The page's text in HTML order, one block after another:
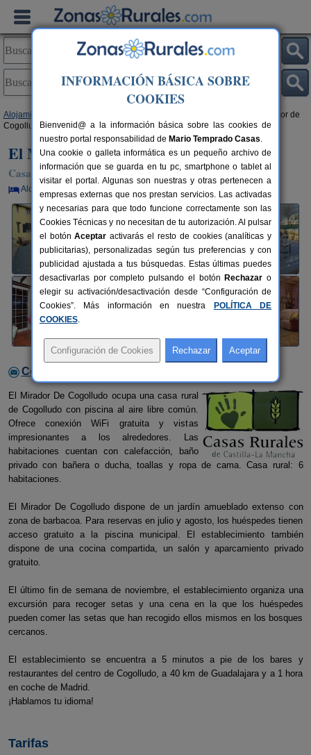
Alojamientos
> El Mirador de
Cogolludo
El Mirador de Cogolludo
Casa Rural en Cogolludo (Guadalajara)
Alquiler por habitaciones 12+3 plazas 37 km de Guadalajara
Contactar con el alojamiento
El Mirador De Cogolludo ocupa una casa rural
de Cogolludo con piscina al aire libre común.
Ofrece conexión WiFi gratuita y vistas
impresionantes a los alrededores. Las
habitaciones cuentan con calefacción, baño
privado con bañera o ducha, toallas y ropa de cama. Casa rural: 6
habitaciones.
El Mirador De Cogolludo dispone de un jardín amueblado extenso con
zona de barbacoa. Para reservas en julio y agosto, los huéspedes tienen
acceso gratuito a la piscina municipal. El establecimiento también
dispone de una cocina compartida, un salón y aparcamiento privado
gratuito.
El último fin de semana de noviembre, el establecimiento organiza una
excursión para recoger setas y una cena en la que los huéspedes
pueden comer las setas que han recogido ellos mismos en los bosques
cercanos.
El establecimiento se encuentra a 5 minutos a pie de los bares y
restaurantes del centro de Cogolludo, a 40 km de Guadalajara y a 1 hora
en coche de Madrid.
¡Hablamos tu idioma!
Tarifas
INFORMACIÓN BÁSICA SOBRE
COOKIES
Bienvenid@ a la información básica sobre las cookies de
nuestro portal responsabilidad de Mario Temprado Casas.
Una cookie o galleta informática es un pequeño archivo de
información que se guarda en tu pc, smartphone o tablet al
visitar el portal. Algunas son nuestras y otras pertenecen a
empresas externas que nos prestan servicios. Las activadas
y necesarias para que todo funcione correctamente son las
Cookies Técnicas y no necesitan de tu autorización. Al pulsar
el botónAceptar activarás el resto de cookies (analíticas y
publicitarias), personalizadas según tus preferencias y con
publicidad ajustada a tus búsquedas. Estas últimas puedes
desactivarlas por completo pulsando el botón Rechazar o
elegir su activación/desactivación desde “Configuración de
Cookies”. Más información en nuestra
POLÍTICA DE
COOKIES.